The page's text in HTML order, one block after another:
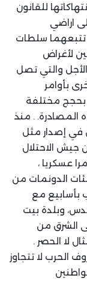
للقانون
اراضي
تتبعهما سلطات
لأغراض
والتي تصل
بأوامر
مدة سريانها 60 يومًا ، بحجج مختلفة
المصادرة. . منذ
في إصدار مثل
جيش الاحتلال
امتداد العام 2023 اكثر من 23 أمرا عسكريا ،
الدونمات من
بأسابيع مع
وبلدة بيت
الشرق من
لا الحصر .
الحرب لا تتجاوز